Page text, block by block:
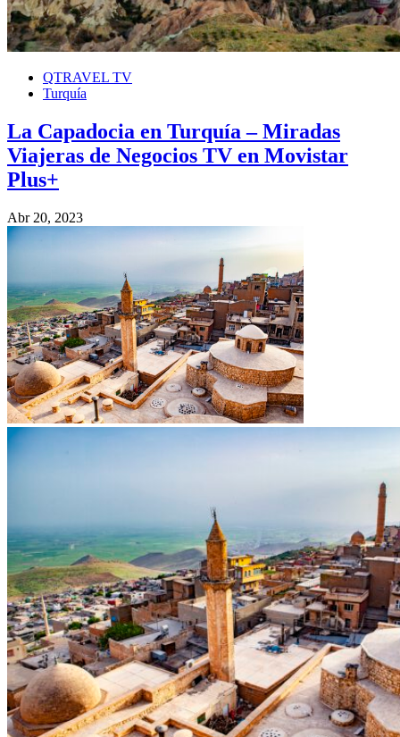
QTRAVEL TV
Turquía
La Capadocia en Turquía – Miradas
Viajeras de Negocios TV en Movistar
Plus+
Abr 20, 2023